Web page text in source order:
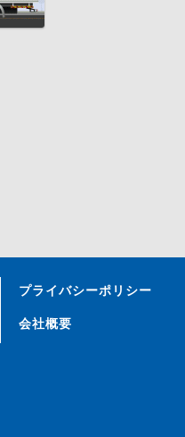
プライバシーポリシー
会社概要